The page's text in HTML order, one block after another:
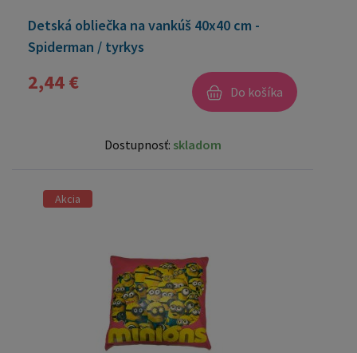
Detská obliečka na vankúš 40x40 cm -
Spiderman / tyrkys
2,44 € Do košíka
Dostupnosť: skladom
Akcia